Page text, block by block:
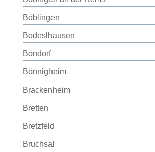
Böblingen
Bodeslhausen
Bondorf
Bönnigheim
Brackenheim
Bretten
Bretzfeld
Bruchsal